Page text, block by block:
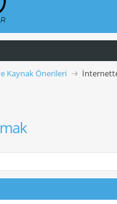
Kaynak Önerileri